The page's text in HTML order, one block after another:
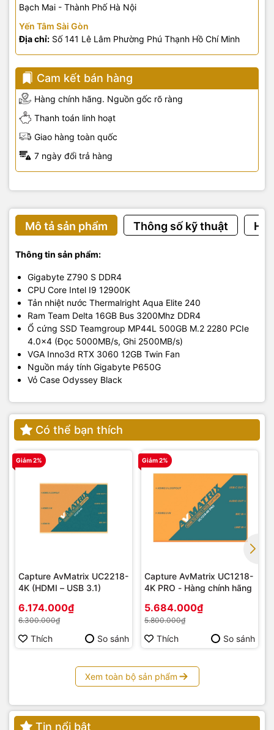
Bạch Mai - Thành Phố Hà Nội
Yến Tâm Sài Gòn
Địa chỉ: Số 141 Lê Lâm Phường Phú Thạnh Hồ Chí Minh
Cam kết bán hàng
Hàng chính hãng. Nguồn gốc rõ ràng
Thanh toán linh hoạt
Giao hàng toàn quốc
7 ngày đổi trả hàng
Mô tả sản phẩm Thông số kỹ thuật
Thông tin sản phẩm:
Gigabyte Z790 S DDR4
CPU Core Intel I9 12900K
Tản nhiệt nước Thermalright Aqua Elite 240
Ram Team Delta 16GB Bus 3200Mhz DDR4
Ổ cứng SSD Teamgroup MP44L 500GB M.2 2280 PCIe
4.0x4 (Đọc 5000MB/s, Ghi 2500MB/s)
VGA Inno3d RTX 3060 12GB Twin Fan
Nguồn máy tính Gigabyte P650G
Vỏ Case Odyssey Black
Có thể bạn thích
Giảm 2%
Capture AvMatrix UC2218-
4K (HDMI – USB 3.1)
6.174.000₫
6.300.000₫
Thích So sánh
Giảm 2%
Capture AvMatrix UC1218-
4K PRO - Hàng chính hãng
5.684.000₫
5.800.000₫
Thích So sánh
Xem toàn bộ sản phẩm
Tin nổi bật